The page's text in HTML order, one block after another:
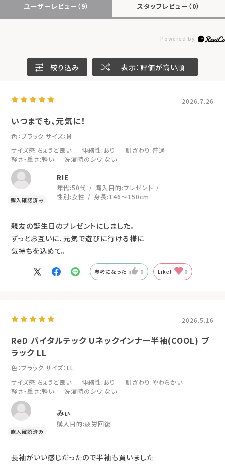
ユーザーレビュー （9） スタッフレビュー （0）
絞り込み 表示：評価が高い順
2026.7.26
いつまでも、元気に！
色：ブラック サイズ：M
サイズ感:ちょうど良い 伸縮性:あり 肌ざわり :普通
軽さ・重さ:軽い 洗濯時のシワ:ない
RIE
年代:50代 購入目的:プレゼント
性別:女性 身長:146～150cm
親友の誕生日のプレゼントにしました。
ずっとお互いに、元気で遊びに行ける様に
気持ちを込めて。
参考になった 0 Like! 0
2026.5.16
ReD バイタルテック Uネックインナー半袖(COOL) ブ
ラック LL
色：ブラック サイズ：LL
サイズ感:ちょうど良い 伸縮性:あり 肌ざわり :やわらかい
軽さ・重さ:軽い 洗濯時のシワ:ない
みぃ
購入目的:疲労回復
長袖がいい感じだったので半袖も買いました